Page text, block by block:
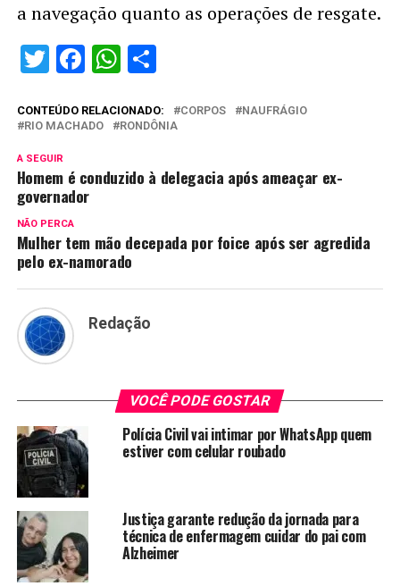
a navegação quanto as operações de resgate.
Twitter
Facebook
WhatsApp
CONTEÚDO RELACIONADO: CORPOS
NAUFRÁGIO
RIO MACHADO
RONDÔNIA
A SEGUIR
Homem é conduzido à delegacia após ameaçar ex-
governador
NÃO PERCA
Mulher tem mão decepada por foice após ser agredida
pelo ex-namorado
Redação
VOCÊ PODE GOSTAR
Polícia Civil vai intimar por WhatsApp quem
estiver com celular roubado
Justiça garante redução da jornada para
técnica de enfermagem cuidar do pai com
Alzheimer